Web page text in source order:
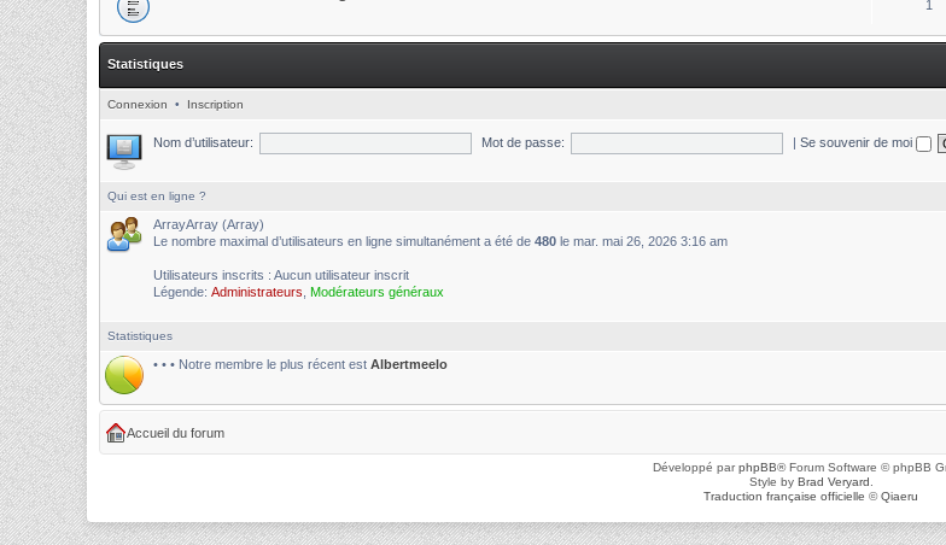
1
Statistiques
Connexion • Inscription
Nom d’utilisateur: Mot de passe: |Se souvenir de moi
Qui est en ligne ?
ArrayArray (Array)
Le nombre maximal d’utilisateurs en ligne simultanément a été de 480 le mar. mai 26, 2026 3:16 am
Utilisateurs inscrits : Aucun utilisateur inscrit
Légende: Administrateurs Modérateurs généraux
Statistiques
• • • Notre membre le plus récent est Albertmeelo
Accueil du forum
Développé parphpBB® Forum Software © phpBB
Style by Brad Veryard
Traduction française officielle ©Qiaeru